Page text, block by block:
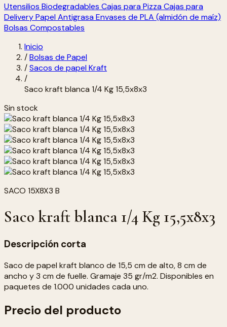
Utensilios Biodegradables Cajas para Pizza Cajas para
DeliveryPapel Antigrasa Envases de PLA (almidón de maíz)
Bolsas Compostables
Inicio
/Bolsas de Papel
/Sacos de papel Kraft
/
Saco kraft blanca 1/4 Kg 15,5x8x3
Sin stock
SACO 15X8X3 B
Saco kraft blanca 1/4 Kg 15,5x8x3
Descripción corta
Saco de papel kraft blanco de 15,5 cm de alto, 8 cm de
ancho y 3 cm de fuelle. Gramaje 35 gr/m2. Disponibles en
paquetes de 1.000 unidades cada uno.
Precio del producto